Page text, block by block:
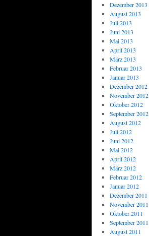
Dezember 2013
August 2013
Juli 2013
Juni 2013
Mai 2013
April 2013
März 2013
Februar 2013
Januar 2013
Dezember 2012
November 2012
Oktober 2012
September 2012
August 2012
Juli 2012
Juni 2012
Mai 2012
April 2012
März 2012
Februar 2012
Januar 2012
Dezember 2011
November 2011
Oktober 2011
September 2011
August 2011